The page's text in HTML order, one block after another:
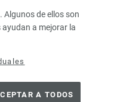
Algunos de ellos son
a mejorar la
A TODOS
Puntos